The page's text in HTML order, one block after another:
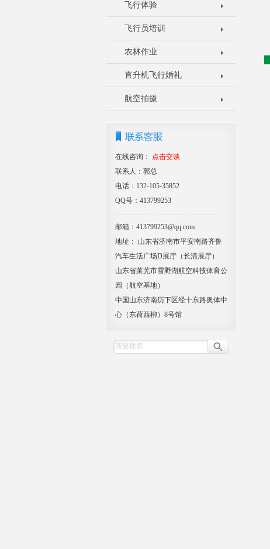
飞行体验
飞行员培训
农林作业
直升机飞行婚礼
航空拍摄
在线咨询：
点击交谈
联系人：郭总
电话：132-105-35852
QQ号：413799253
邮箱：413799253@qq.com
地址： 山东省济南市平安南路齐鲁
汽车生活广场D展厅（长清展厅）
山东省莱芜市雪野湖航空科技体育公
园（航空基地）
中国山东济南历下区经十东路奥体中
心（东荷西柳）8号馆